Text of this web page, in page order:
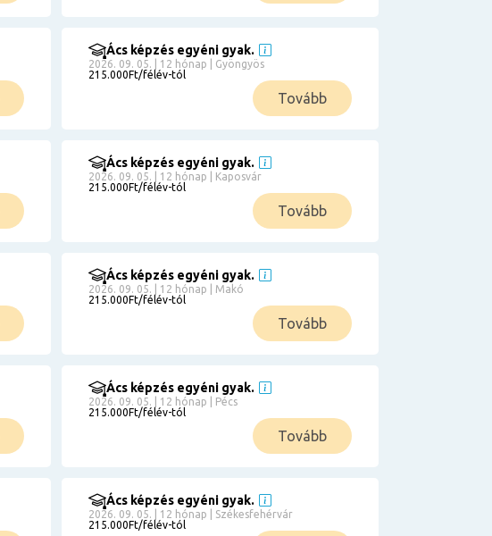
Ács képzés egyéni gyak.
2026. 09. 05. | 12 hónap | Gyöngyös
215.000Ft/félév-tól
Tovább
Ács képzés egyéni gyak.
2026. 09. 05. | 12 hónap | Kaposvár
215.000Ft/félév-tól
Tovább
Ács képzés egyéni gyak.
2026. 09. 05. | 12 hónap | Makó
215.000Ft/félév-tól
Tovább
Ács képzés egyéni gyak.
2026. 09. 05. | 12 hónap | Pécs
215.000Ft/félév-tól
Tovább
Ács képzés egyéni gyak.
2026. 09. 05. | 12 hónap | Székesfehérvár
215.000Ft/félév-tól